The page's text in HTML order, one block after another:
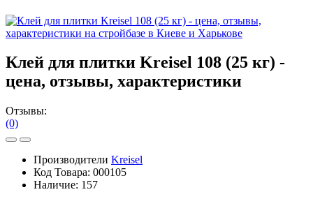
Клей для плитки Kreisel 108 (25 кг) -
цена, отзывы, характеристики
Отзывы:
(0)
Производители Kreisel
Код Товара: 000105
Наличие: 157